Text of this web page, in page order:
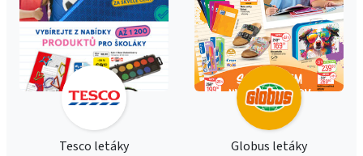
Tesco letáky Globus letáky